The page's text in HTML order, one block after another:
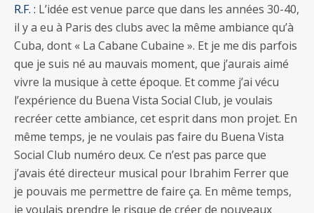
R.F. : L’idée est venue parce que dans les années 30-40,
il y a eu à Paris des clubs avec la même ambiance qu’à
Cuba, dont « La Cabane Cubaine ». Et je me dis parfois
que je suis né au mauvais moment, que j’aurais aimé
vivre la musique à cette époque. Et comme j’ai vécu
l’expérience du Buena Vista Social Club, je voulais
recréer cette ambiance, cet esprit dans mon projet. En
même temps, je ne voulais pas faire du Buena Vista
Social Club numéro deux. Ce n’est pas parce que
j’avais été directeur musical pour Ibrahim Ferrer que
je pouvais me permettre de faire ça. En même temps,
je voulais prendre le risque de créer de nouveaux